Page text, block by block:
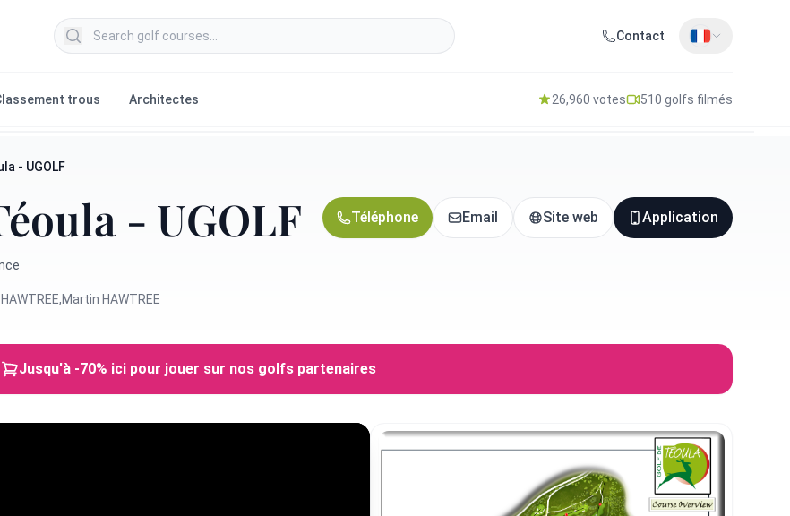
Search golf courses Contact
trous Architectes 26,960 votes 510 golfs filmés
- UGOLF
- UGOLF
,Martin HAWTREE
Téléphone Email Site web Application
Jusqu'à -70% ici pour jouer sur nos golfs partenaires